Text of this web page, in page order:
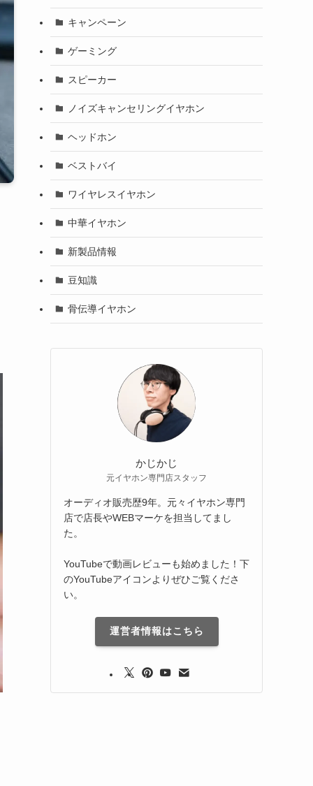
キャンペーン
ゲーミング
スピーカー
ノイズキャンセリングイヤホン
ヘッドホン
ベストバイ
ワイヤレスイヤホン
中華イヤホン
新製品情報
豆知識
骨伝導イヤホン
かじかじ
元イヤホン専門店スタッフ
オーディオ販売歴9年。元々イヤホン専門
店で店長やWEBマーケを担当してまし
た。
YouTubeで動画レビューも始めました！下
のYouTubeアイコンよりぜひご覧くださ
い。
運営者情報はこちら